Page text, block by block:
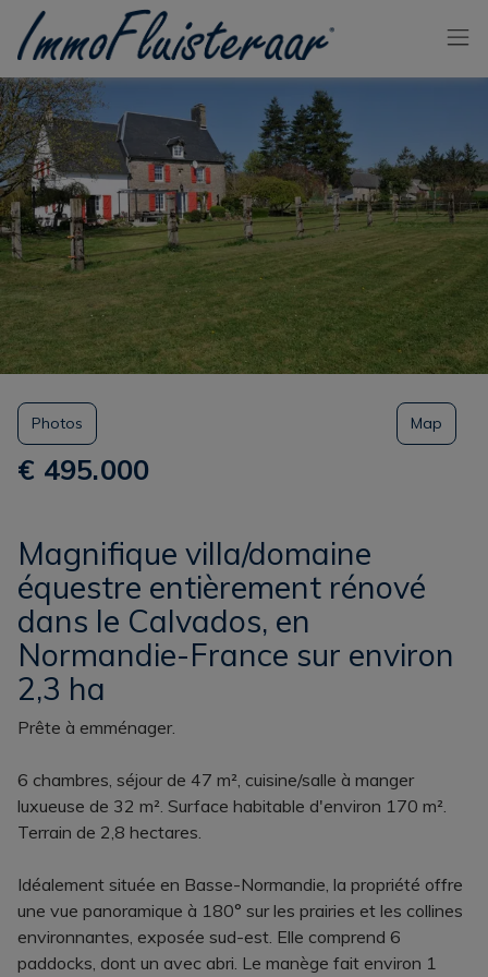
Passer le menu et aller au contenu
Magnifique villa/domaine
équestre entièrement rénové
dans le Calvados, en
Normandie-France sur environ
2,3 ha
€ 495.000
Photos Map
Prête à emménager.
6 chambres, séjour de 47 m², cuisine/salle à manger
luxueuse de 32 m². Surface habitable d'environ 170 m².
Terrain de 2,8 hectares.
Idéalement située en Basse-Normandie, la propriété offre
une vue panoramique à 180° sur les prairies et les collines
environnantes, exposée sud-est. Elle comprend 6
paddocks, dont un avec abri. Le manège fait environ 1